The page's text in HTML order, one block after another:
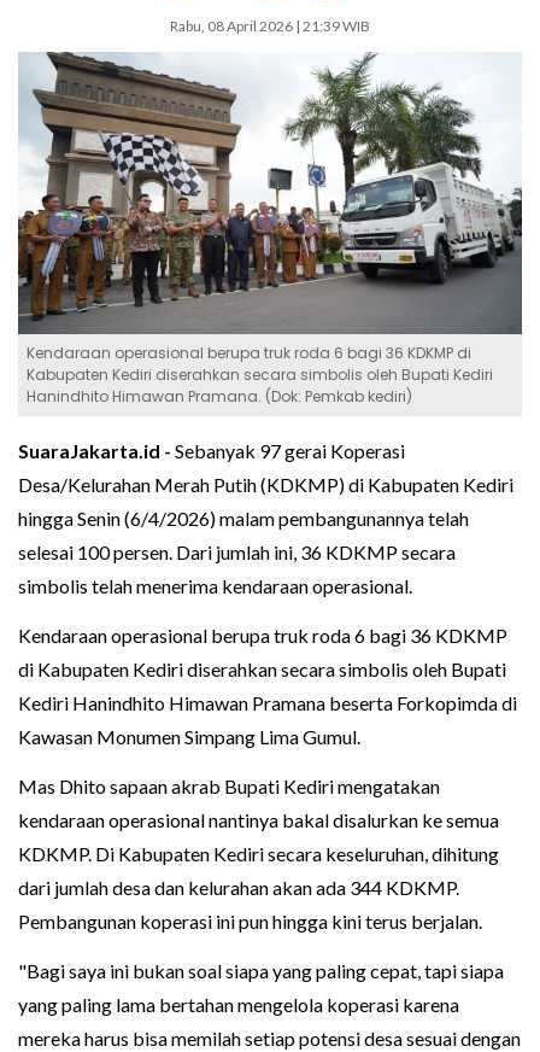
Rabu, 08 April 2026 | 21:39 WIB
Kendaraan operasional berupa truk roda 6 bagi 36 KDKMP di
Kabupaten Kediri diserahkan secara simbolis oleh Bupati Kediri
Hanindhito Himawan Pramana. (Dok: Pemkab kediri)
SuaraJakarta.id - Sebanyak 97 gerai Koperasi
Desa/Kelurahan Merah Putih (KDKMP) di Kabupaten Kediri
hingga Senin (6/4/2026) malam pembangunannya telah
selesai 100 persen. Dari jumlah ini, 36 KDKMP secara
simbolis telah menerima kendaraan operasional.
Kendaraan operasional berupa truk roda 6 bagi 36 KDKMP
di Kabupaten Kediri diserahkan secara simbolis oleh Bupati
Kediri Hanindhito Himawan Pramana beserta Forkopimda di
Kawasan Monumen Simpang Lima Gumul.
Mas Dhito sapaan akrab Bupati Kediri mengatakan
kendaraan operasional nantinya bakal disalurkan ke semua
KDKMP. Di Kabupaten Kediri secara keseluruhan, dihitung
dari jumlah desa dan kelurahan akan ada 344 KDKMP.
Pembangunan koperasi ini pun hingga kini terus berjalan.
"Bagi saya ini bukan soal siapa yang paling cepat, tapi siapa
yang paling lama bertahan mengelola koperasi karena
mereka harus bisa memilah setiap potensi desa sesuai dengan